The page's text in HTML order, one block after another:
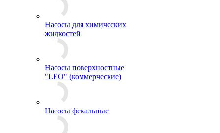
Насосы для химических
жидкостей
Насосы поверхностные
"LEO" (коммерческие)
Насосы фекальные